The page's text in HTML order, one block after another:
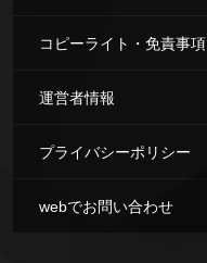
コピーライト・免責事項
運営者情報
プライバシーポリシー
webでお問い合わせ